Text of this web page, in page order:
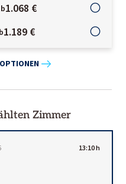
1.068 €
1.189 €
Zimmer
13:10 h